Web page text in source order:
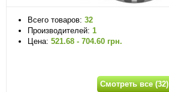
Всего товаров: 32
Производителей: 1
Цена: 521.68 - 704.60 грн.
Смотреть все (32)